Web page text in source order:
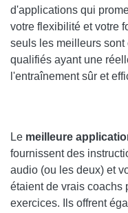
d'applications qui
votre flexibilité et votre
seuls les meilleurs
qualifiés ayant une
l'entraînement sûr et
Le meilleure
fournissent des
audio (ou les deux) et
étaient de vrais coachs
exercices. Ils offrent